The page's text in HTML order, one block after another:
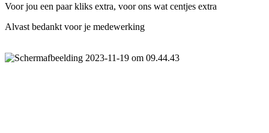
Voor jou een paar kliks extra, voor ons wat centjes extra
Alvast bedankt voor je medewerking